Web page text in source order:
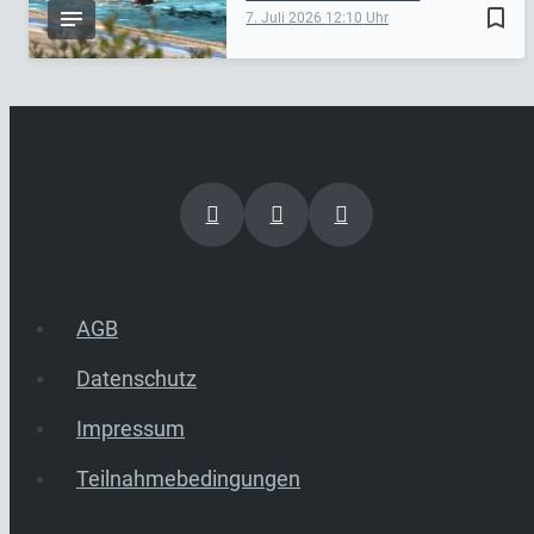
bookmark_border
7. Juli 2026 12:10
AGB
Datenschutz
Impressum
Teilnahmebedingungen